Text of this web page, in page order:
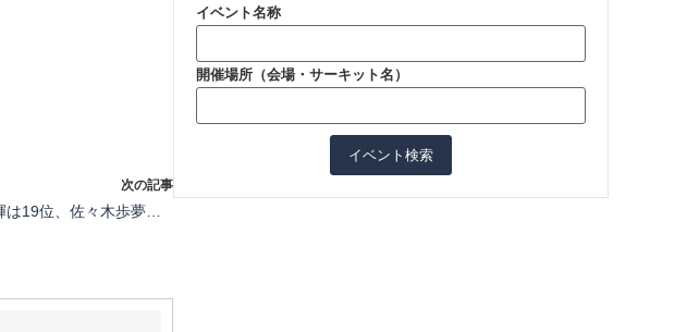
次の記事
マニュエル・ゴンザレスが優勝。國井勇輝は19位、佐々木歩夢は23位完走【MotoGP第1戦タイMoto2決勝】
イベント名称
開催場所（会場・サーキット名）